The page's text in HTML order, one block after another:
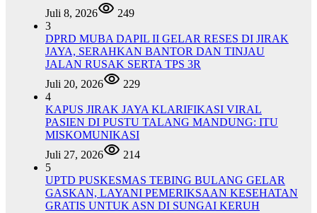
Juli 8, 2026
249
3
DPRD MUBA DAPIL II GELAR RESES DI JIRAK
JAYA, SERAHKAN BANTOR DAN TINJAU
JALAN RUSAK SERTA TPS 3R
Juli 20, 2026
229
4
KAPUS JIRAK JAYA KLARIFIKASI VIRAL
PASIEN DI PUSTU TALANG MANDUNG: ITU
MISKOMUNIKASI
Juli 27, 2026
214
5
UPTD PUSKESMAS TEBING BULANG GELAR
GASKAN, LAYANI PEMERIKSAAN KESEHATAN
GRATIS UNTUK ASN DI SUNGAI KERUH